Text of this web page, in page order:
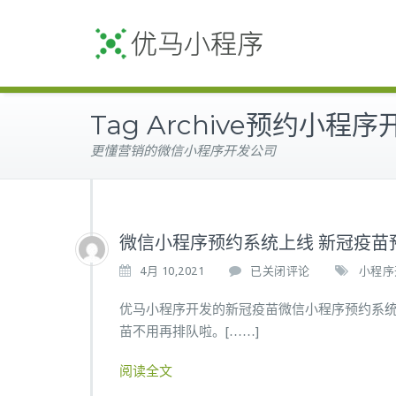
Tag Archive预约小程序
更懂营销的微信小程序开发公司
微信小程序预约系统上线 新冠疫苗
4月 10,2021
微
小
程
序
已关闭评论 小程
优马小程序开发的新冠疫苗微信小程序预约系
苗不用再排队啦。[……]
阅读全文